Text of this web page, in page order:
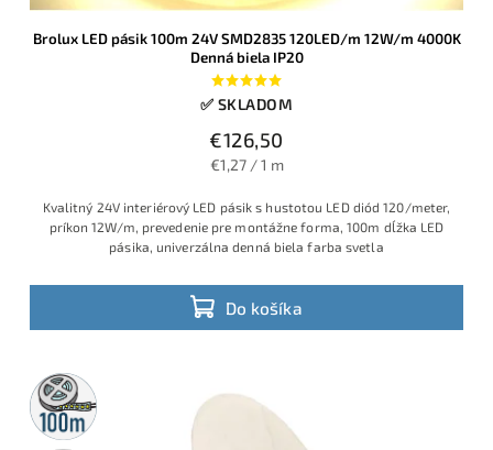
Brolux LED pásik 100m 24V SMD2835 120LED/m 12W/m 4000K
Denná biela IP20
✅ SKLADOM
€126,50
€1,27 / 1 m
Do košíka
Kvalitný 24V interiérový LED pásik s hustotou LED diód 120/meter,
príkon 12W/m, prevedenie pre montážne forma, 100m dĺžka LED
pásika, univerzálna denná biela farba svetla
100m
rolka